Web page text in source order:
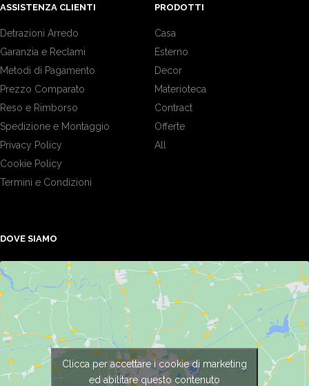
ASSISTENZA CLIENTI
Detrazioni Arredo
Garanzia e Reclami
Metodi di Pagamento
Prezzo Comparato
Reso e Rimborso
Spedizione e Montaggio
Privacy Policy
Cookie Policy
Termini e Condizioni
PRODOTTI
Casa
Esterno
Decor
Materioteca
Contract
Offerte
All
DOVE SIAMO
Clicca per accettare i cookie di marketing
ed abilitare questo contenuto